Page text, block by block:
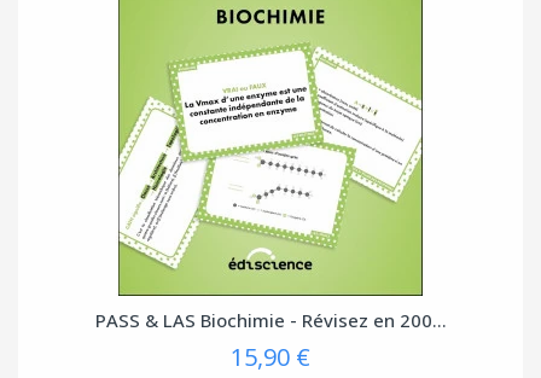
PASS & LAS Biochimie - Révisez en 200...
15,90 €